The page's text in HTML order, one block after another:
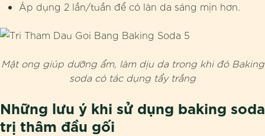
Áp dụng 2 lần/tuần để có làn da sáng mịn hơn.
Mật ong giúp dưỡng ẩm, làm dịu da trong khi đó Baking
soda có tác dụng tẩy trắng
Những lưu ý khi sử dụng baking soda
trị thâm đầu gối